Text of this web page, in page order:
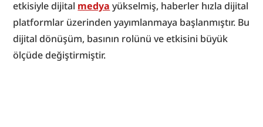
etkisiyle dijital medya yükselmiş, haberler hızla dijital
platformlar üzerinden yayımlanmaya başlanmıştır. Bu
dijital dönüşüm, basının rolünü ve etkisini büyük
ölçüde değiştirmiştir.